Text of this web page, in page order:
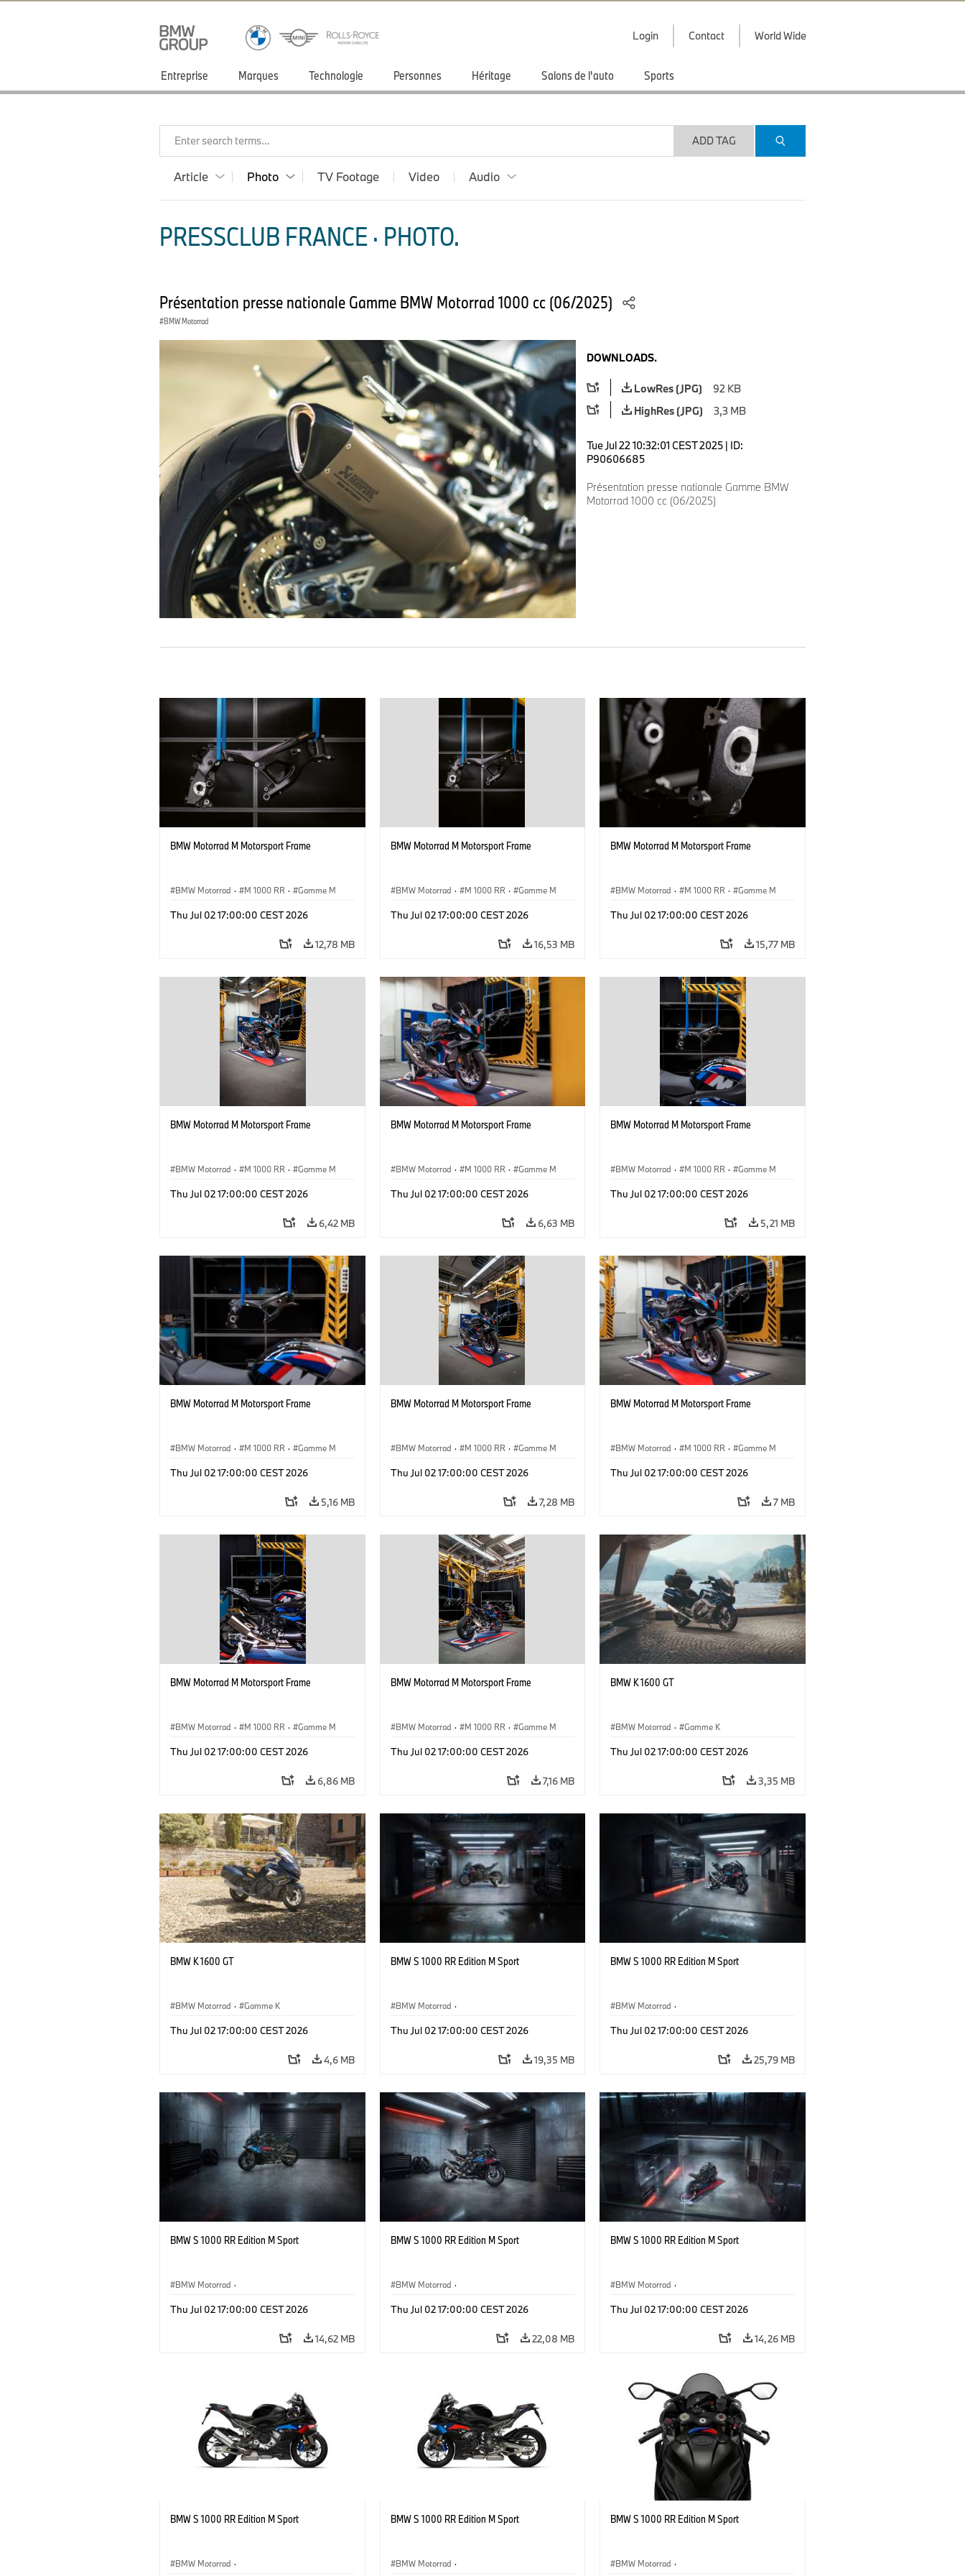
Login Contact World Wide
Entreprise Marques Technologie Personnes Héritage Salons de l'auto Sports
Enter search terms... ADD TAG
Article Photo TV Footage Video Audio
PRESSCLUB FRANCE · PHOTO.
Présentation presse nationale Gamme BMW Motorrad 1000 cc (06/2025)
BMW Motorrad
DOWNLOADS.
LowRes (JPG)
92 KB
HighRes (JPG)
3,3 MB
Tue Jul 22 10:32:01 CEST 2025 | ID:
P90606685
Présentation presse nationale Gamme BMW
Motorrad 1000 cc (06/2025)
BMW Motorrad M Motorsport Frame
BMW Motorrad · M 1000 RR · Gamme M
Thu Jul 02 17:00:00 CEST 2026
12,78 MB
BMW Motorrad M Motorsport Frame
BMW Motorrad · M 1000 RR · Gamme M
Thu Jul 02 17:00:00 CEST 2026
16,53 MB
BMW Motorrad M Motorsport Frame
BMW Motorrad · M 1000 RR · Gamme M
Thu Jul 02 17:00:00 CEST 2026
15,77 MB
BMW Motorrad M Motorsport Frame
BMW Motorrad · M 1000 RR · Gamme M
Thu Jul 02 17:00:00 CEST 2026
6,42 MB
BMW Motorrad M Motorsport Frame
BMW Motorrad · M 1000 RR · Gamme M
Thu Jul 02 17:00:00 CEST 2026
6,63 MB
BMW Motorrad M Motorsport Frame
BMW Motorrad · M 1000 RR · Gamme M
Thu Jul 02 17:00:00 CEST 2026
5,21 MB
BMW Motorrad M Motorsport Frame
BMW Motorrad · M 1000 RR · Gamme M
Thu Jul 02 17:00:00 CEST 2026
5,16 MB
BMW Motorrad M Motorsport Frame
BMW Motorrad · M 1000 RR · Gamme M
Thu Jul 02 17:00:00 CEST 2026
7,28 MB
BMW Motorrad M Motorsport Frame
BMW Motorrad · M 1000 RR · Gamme M
Thu Jul 02 17:00:00 CEST 2026
7 MB
BMW Motorrad M Motorsport Frame
BMW Motorrad · M 1000 RR · Gamme M
Thu Jul 02 17:00:00 CEST 2026
6,86 MB
BMW Motorrad M Motorsport Frame
BMW Motorrad · M 1000 RR · Gamme M
Thu Jul 02 17:00:00 CEST 2026
7,16 MB
BMW K 1600 GT
BMW Motorrad · Gamme K
Thu Jul 02 17:00:00 CEST 2026
3,35 MB
BMW K 1600 GT
BMW Motorrad · Gamme K
Thu Jul 02 17:00:00 CEST 2026
4,6 MB
BMW S 1000 RR Edition M Sport
BMW Motorrad ·
Thu Jul 02 17:00:00 CEST 2026
19,35 MB
BMW S 1000 RR Edition M Sport
BMW Motorrad ·
Thu Jul 02 17:00:00 CEST 2026
25,79 MB
BMW S 1000 RR Edition M Sport
BMW Motorrad ·
Thu Jul 02 17:00:00 CEST 2026
14,62 MB
BMW S 1000 RR Edition M Sport
BMW Motorrad ·
Thu Jul 02 17:00:00 CEST 2026
22,08 MB
BMW S 1000 RR Edition M Sport
BMW Motorrad ·
Thu Jul 02 17:00:00 CEST 2026
14,26 MB
BMW S 1000 RR Edition M Sport
BMW Motorrad ·
BMW S 1000 RR Edition M Sport
BMW Motorrad ·
BMW S 1000 RR Edition M Sport
BMW Motorrad ·